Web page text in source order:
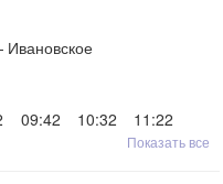
Ивановское
09:42 10:32
11:22
Показать все